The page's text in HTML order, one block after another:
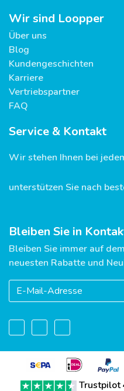
Wir sind Loopper
Über uns
Blog
Kundengeschichten
Karriere
Vertriebspartner
FAQ
Service & Kontakt
Wir stehen Ihnen bei
unterstützen Sie nach
Bleiben Sie in
Bleiben Sie immer auf
neuesten Rabatte und
Trustpilot